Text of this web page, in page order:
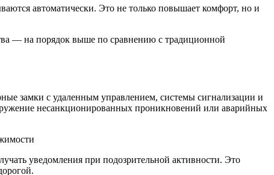
автоматически. Это не только повышает комфорт, но и
— на порядок выше по сравнению с традиционной
замки с удаленным управлением, системы сигнализации и
несанкционированных проникновений или аварийных
уведомления при подозрительной активности. Это